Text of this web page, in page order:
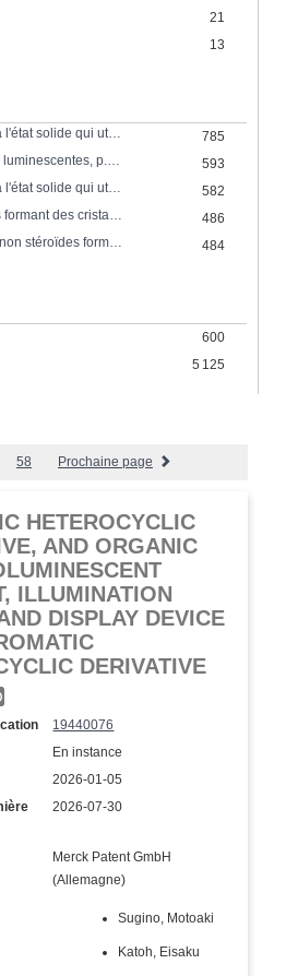
21
13
H01L 51/00 - Dispositifs à l'état solide qui utilisent des matériaux organiques comme partie active, ou qui utilisent comme partie active une combinaison de matériaux organiques et d'autres matériaux; Procédés ou appareils spécialement adaptés à la fabrication ou au traitement de tels dispositifs ou de leurs parties constitutives
785
C09K 11/06 - Substances luminescentes, p. ex. électroluminescentes, chimiluminescentes contenant des substances organiques luminescentes
593
H01L 51/50 - Dispositifs à l'état solide qui utilisent des matériaux organiques comme partie active, ou qui utilisent comme partie active une combinaison de matériaux organiques et d'autres matériaux; Procédés ou appareils spécialement adaptés à la fabrication ou au traitement de tels dispositifs ou de leurs parties constitutives spécialement adaptés pour l'émission de lumière, p.ex. diodes émettrices de lumière organiques (OLED) ou dispositifs émetteurs de lumière à base de polymères (PLED)
582
C09K 19/04 - Substances formant des cristaux liquides caractérisées par la structure chimique des constituants formant des cristaux liquides
486
C09K 19/30 - Composés non stéroïdes formant des cristaux liquides contenant au moins deux cycles non condensés contenant des cycles non aromatiques saturés ou insaturés, p. ex. cycle cyclohexanique
484
600
5 125
58 Prochaine page
HETEROCYCLIC
AND ORGANIC
ILLUMINATION
DISPLAY DEVICE
DERIVATIVE
19440076
En instance
2026-01-05
2026-07-30
Merck Patent GmbH
(Allemagne)
Sugino, Motoaki
Katoh, Eisaku